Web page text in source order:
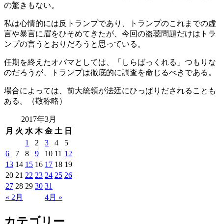
の驚きもない。
私は心情的には反トランプであり、トランプのこれまでの虚
言や暴言に眉をひそめてきたが、今回の盗聴問題だけはトラ
ンプの言うとおりだろうと思っている。
任期を終えたオバマとしては、「しらばっくれる」つもりな
のだろうが、トランプは徹底的に調査を命じるべきである。
場合によっては、前大統領が法廷にひっぱりだされることも
ある。（敬称略）
2017年3月
月 火 水 木 金 土 日
« 2月 4月 »
1 2 3 4
5
6
7 8 9 10 11 12
13 14 15 16 17 18 19
20 21 22 23 24 25 26
27 28 29 30 31